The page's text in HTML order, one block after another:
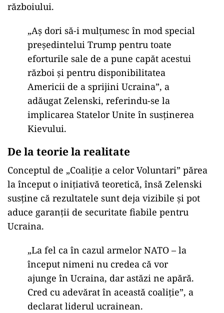
războiului.
„Aș dori să-i mulțumesc în mod special
președintelui Trump pentru toate
eforturile sale de a pune capăt acestui
război și pentru disponibilitatea
Americii de a sprijini Ucraina”, a
adăugat Zelenski, referindu-se la
implicarea Statelor Unite în susținerea
Kievului.
De la teorie la realitate
Conceptul de „Coaliție a celor Voluntari” părea
la început o inițiativă teoretică, însă Zelenski
susține că rezultatele sunt deja vizibile și pot
aduce garanții de securitate fiabile pentru
Ucraina.
„La fel ca în cazul armelor NATO – la
început nimeni nu credea că vor
ajunge în Ucraina, dar astăzi ne apără.
Cred cu adevărat în această coaliție”, a
declarat liderul ucrainean.